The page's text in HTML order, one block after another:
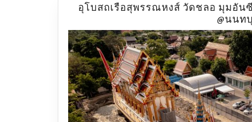
อุโบสถเรือสุพรรณหงส์ วัดชลอ มุมอัน
@นนท